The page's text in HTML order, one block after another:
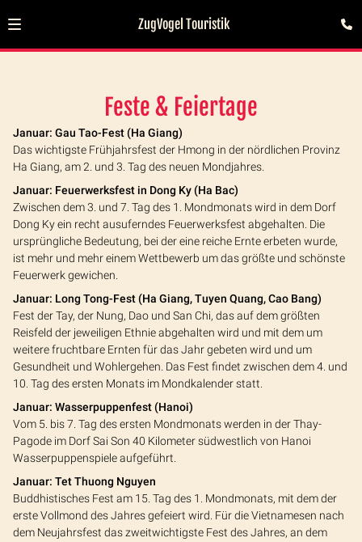
ZugVogel Touristik
Feste & Feiertage
Januar: Gau Tao-Fest (Ha Giang)
Das wichtigste Frühjahrsfest der Hmong in der nördlichen Provinz
Ha Giang, am 2. und 3. Tag des neuen Mondjahres.
Januar: Feuerwerksfest in Dong Ky (Ha Bac)
Zwischen dem 3. und 7. Tag des 1. Mondmonats wird in dem Dorf
Dong Ky ein recht ausuferndes Feuerwerksfest abgehalten. Die
ursprüngliche Bedeutung, bei der eine reiche Ernte erbeten wurde,
ist mehr und mehr einem Wettbewerb um das größte und schönste
Feuerwerk gewichen.
Januar: Long Tong-Fest (Ha Giang, Tuyen Quang, Cao Bang)
Fest der Tay, der Nung, Dao und San Chi, das auf dem größten
Reisfeld der jeweiligen Ethnie abgehalten wird und mit dem um
weitere fruchtbare Ernten für das Jahr gebeten wird und um
Gesundheit und Wohlergehen. Das Fest findet zwischen dem 4. und
10. Tag des ersten Monats im Mondkalender statt.
Januar: Wasserpuppenfest (Hanoi)
Vom 5. bis 7. Tag des ersten Mondmonats werden in der Thay-
Pagode im Dorf Sai Son 40 Kilometer südwestlich von Hanoi
Wasserpuppenspiele aufgeführt.
Januar: Tet Thuong Nguyen
Buddhistisches Fest am 15. Tag des 1. Mondmonats, mit dem der
erste Vollmond des Jahres gefeiert wird. Für die Vietnamesen nach
dem Neujahrsfest das zweitwichtigste Fest des Jahres, an dem